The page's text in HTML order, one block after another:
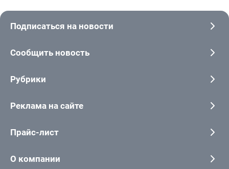
Подписаться на новости
Сообщить новость
Рубрики
Реклама на сайте
Прайс-лист
О компании